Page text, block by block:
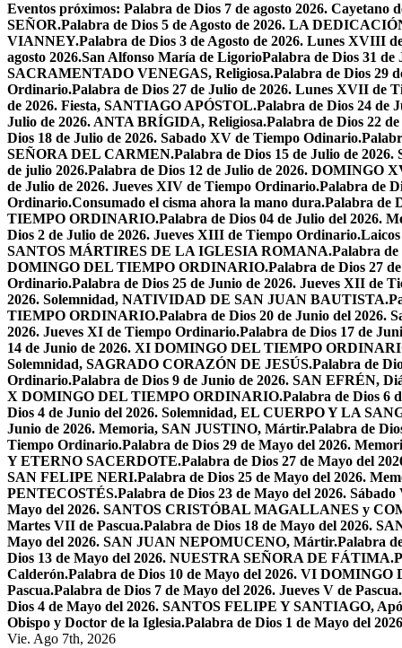
Eventos próximos: Palabra de Dios 7 de agosto 2026. Cayetano
SEÑOR.Palabra de Dios 5 de Agosto de 2026. LA
VIANNEY.Palabra de Dios 3 de Agosto de 2026. Lunes XVIII
agosto 2026.San Alfonso María de LigorioPalabra de Dios 31
SACRAMENTADO VENEGAS, Religiosa.Palabra de Dios 29
Ordinario.Palabra de Dios 27 de Julio de 2026. Lunes XVII de
de 2026. Fiesta, SANTIAGO APÓSTOL.Palabra de Dios 24 de
Julio de 2026. ANTA BRÍGIDA, Religiosa.Palabra de Dios 22
Dios 18 de Julio de 2026. Sabado XV de Tiempo Odinario.
SEÑORA DEL CARMEN.Palabra de Dios 15 de Julio de
de julio 2026.Palabra de Dios 12 de Julio de 2026.
de Julio de 2026. Jueves XIV de Tiempo Ordinario.Palabra de
Ordinario.Consumado el cisma ahora la mano dura.Palabra de
TIEMPO ORDINARIO.Palabra de Dios 04 de Julio del 2026.
Dios 2 de Julio de 2026. Jueves XIII de Tiempo Ordinario.
SANTOS MÁRTIRES DE LA IGLESIA ROMANA.Palabra de
DOMINGO DEL TIEMPO ORDINARIO.Palabra de Dios 27
Ordinario.Palabra de Dios 25 de Junio de 2026. Jueves XII de
2026. Solemnidad, NATIVIDAD DE SAN JUAN BAUTISTA.
TIEMPO ORDINARIO.Palabra de Dios 20 de Junio del 2026.
2026. Jueves XI de Tiempo Ordinario.Palabra de Dios 17 de
14 de Junio de 2026. XI DOMINGO DEL TIEMPO
Solemnidad, SAGRADO CORAZÓN DE JESÚS.Palabra de
Ordinario.Palabra de Dios 9 de Junio de 2026. SAN EFRÉN,
X DOMINGO DEL TIEMPO ORDINARIO.Palabra de Dios 6
Dios 4 de Junio del 2026. Solemnidad, EL CUERPO Y LA
Junio de 2026. Memoria, SAN JUSTINO, Mártir.Palabra de
Tiempo Ordinario.Palabra de Dios 29 de Mayo del 2026.
Y ETERNO SACERDOTE.Palabra de Dios 27 de Mayo del
SAN FELIPE NERI.Palabra de Dios 25 de Mayo del 2026.
PENTECOSTÉS.Palabra de Dios 23 de Mayo del 2026.
Mayo del 2026. SANTOS CRISTÓBAL MAGALLANES y
Martes VII de Pascua.Palabra de Dios 18 de Mayo del 2026.
Mayo del 2026. SAN JUAN NEPOMUCENO, Mártir.Palabra
Dios 13 de Mayo del 2026. NUESTRA SEÑORA DE FÁTIMA.
Calderón.Palabra de Dios 10 de Mayo del 2026. VI DOMINGO
Pascua.Palabra de Dios 7 de Mayo del 2026. Jueves V de Pascua.
Dios 4 de Mayo del 2026. SANTOS FELIPE Y SANTIAGO,
Obispo y Doctor de la Iglesia.Palabra de Dios 1 de Mayo del
Vie. Ago 7th, 2026